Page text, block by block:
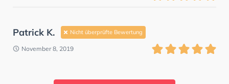
Patrick K. Nicht überprüfte Bewertung
November 8, 2019